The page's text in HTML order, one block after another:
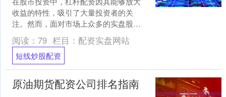
收益的特性，吸引了大量投资者的关
注。然而，面对市场上众多的实盘股票
杠杆平台短线炒股配资，如何选择安全
可靠的平台，成为投资者必须....
阅读： 79 栏目： 配资实盘网站
短线炒股配资
原油期货配资公司排名指南